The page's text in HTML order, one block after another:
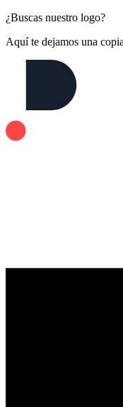
¿Buscas nuestro logo?
Aquí te dejamos una